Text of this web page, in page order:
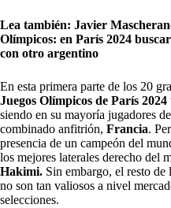
Lea también: Javier
Olímpicos: en París 2024
con otro argentino
En esta primera parte de los 20
Juegos Olímpicos de París 2024
siendo en su mayoría jugadores
combinado anfitrión, Francia.
presencia de un campeón del
los mejores laterales derecho del
Hakimi. Sin embargo, el resto
no son tan valiosos a nivel
selecciones.